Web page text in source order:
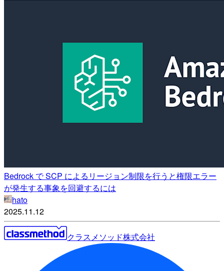
Bedrock で SCP によるリージョン制限を行うと権限エラー
が発生する事象を回避するには
hato
2025.11.12
クラスメソッド株式会社